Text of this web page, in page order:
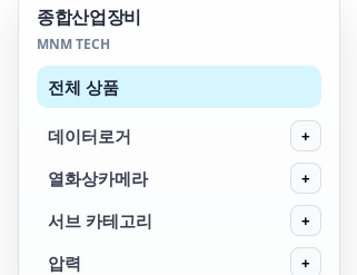
종합산업장비
MNM TECH
전체 상품
데이터로거 +
열화상카메라 +
서브 카테고리 +
압력 +